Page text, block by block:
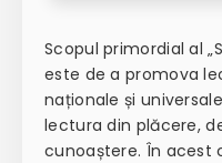
Scopul primordial al
este de a promova
naționale și
lectura din plăcere,
cunoaștere. În acest